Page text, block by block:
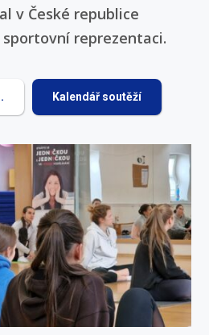
v České republice
reprezentaci.
Kalendář soutěží